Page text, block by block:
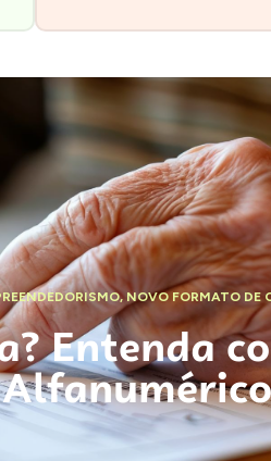
,NOVO FORMATO DE
Entenda